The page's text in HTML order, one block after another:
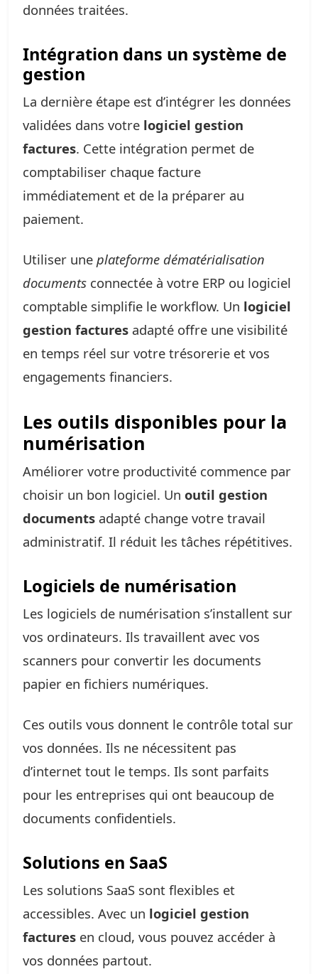
données traitées.
Intégration dans un système de
gestion
La dernière étape est d’intégrer les données
validées dans votre logiciel gestion
factures. Cette intégration permet de
comptabiliser chaque facture
immédiatement et de la préparer au
paiement.
Utiliser une plateforme dématérialisation
documents connectée à votre ERP ou logiciel
comptable simplifie le workflow. Un logiciel
gestion factures adapté offre une visibilité
en temps réel sur votre trésorerie et vos
engagements financiers.
Les outils disponibles pour la
numérisation
Améliorer votre productivité commence par
choisir un bon logiciel. Un outil gestion
documents adapté change votre travail
administratif. Il réduit les tâches répétitives.
Logiciels de numérisation
Les logiciels de numérisation s’installent sur
vos ordinateurs. Ils travaillent avec vos
scanners pour convertir les documents
papier en fichiers numériques.
Ces outils vous donnent le contrôle total sur
vos données. Ils ne nécessitent pas
d’internet tout le temps. Ils sont parfaits
pour les entreprises qui ont beaucoup de
documents confidentiels.
Solutions en SaaS
Les solutions SaaS sont flexibles et
accessibles. Avec un logiciel gestion
factures en cloud, vous pouvez accéder à
vos données partout.